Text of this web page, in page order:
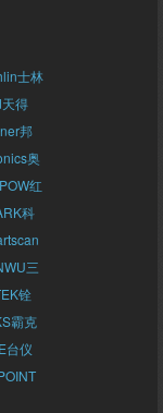
士林
得
邦
奥
红
科
三
铨
霸克
台仪